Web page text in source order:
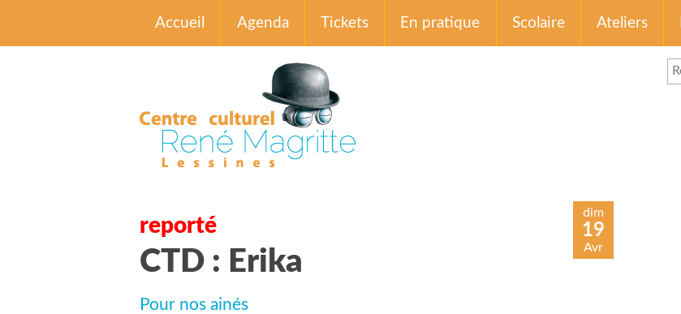
Accueil Agenda Tickets En pratique Scolaire Ateliers
reporté
CTD : Erika
dim
19
Avr
Pour nos ainés